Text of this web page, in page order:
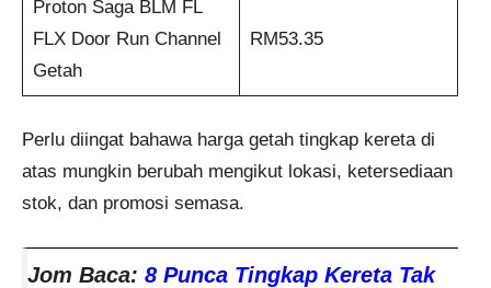
Proton Saga BLM FL
FLX Door Run Channel
Getah
RM53.35
Perlu diingat bahawa harga getah tingkap kereta di
atas mungkin berubah mengikut lokasi, ketersediaan
stok, dan promosi semasa.
Jom Baca: 8 Punca Tingkap Kereta Tak